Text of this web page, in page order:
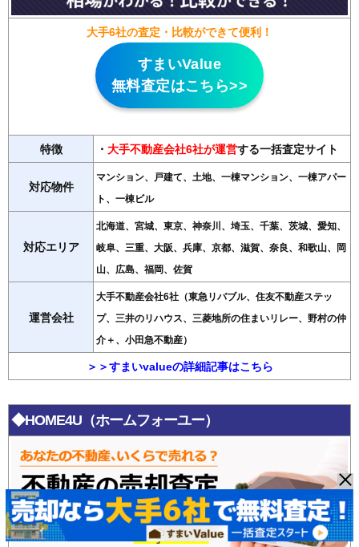
大手6社の査定・比較ができて便利！
すまいValue
無料査定はこちら>>
特徴 ・ 大手不動産会社6社が運営する一括査定サイト
対応物件
マンション、戸建て、土地、一棟マンション、一棟アパー
ト、一棟ビル
対応エリア
北海道、宮城、東京、神奈川、埼玉、千葉、茨城、愛知、
岐阜、三重、大阪、兵庫、京都、滋賀、奈良、和歌山、岡
山、広島、福岡、佐賀
運営会社
大手不動産会社6社（東急リバブル、住友不動産ステッ
プ、三井のリハウス、三菱地所の住まいリレー、野村の仲
介＋、小田急不動産）
＞＞すまいvalueの詳細記事はこちら
◆HOME4U（ホームフォーユー）